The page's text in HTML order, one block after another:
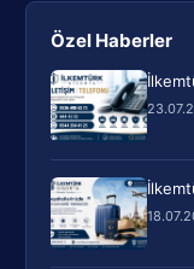
Özel Haberler